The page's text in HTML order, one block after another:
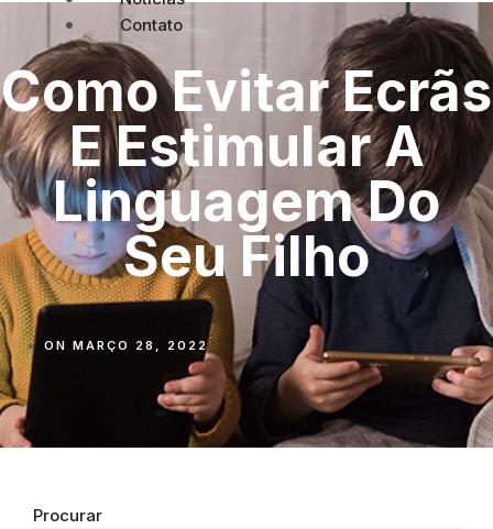
Contato
Como Evitar Ecrãs
E Estimular A
Linguagem Do
Seu Filho
ON MARÇO 28, 2022
Procurar